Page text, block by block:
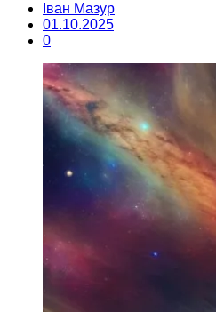
Іван Мазур
01.10.2025
0